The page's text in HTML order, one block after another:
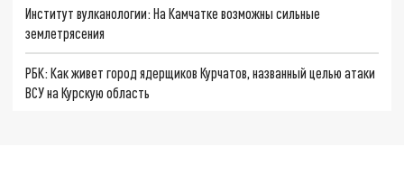
Институт вулканологии: На Камчатке возможны сильные
землетрясения
РБК: Как живет город ядерщиков Курчатов, названный целью атаки
ВСУ на Курскую область